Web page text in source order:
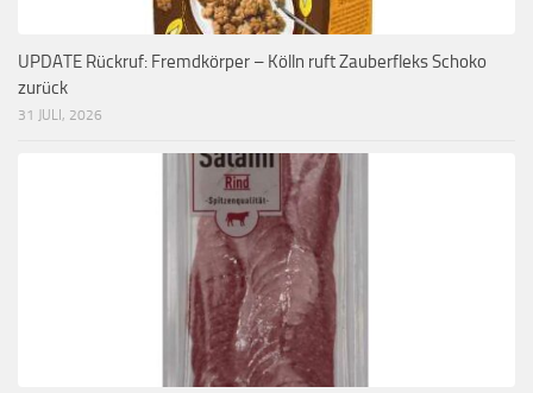
UPDATE Rückruf: Fremdkörper – Kölln ruft Zauberfleks Schoko
zurück
31 JULI, 2026